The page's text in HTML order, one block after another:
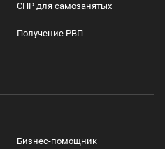
СНР для самозанятых
Получение РВП
Бизнес-помощник